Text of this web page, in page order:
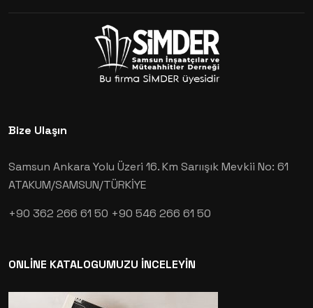
Bize Ulaşın
Samsun Ankara Yolu Üzeri 16. Km Sarıışık Mevkii No: 61
ATAKUM/SAMSUN/TÜRKİYE
+90 362 266 61 50 +90 546 266 61 50
ONLİNE KATALOGUMUZU İNCELEYİN